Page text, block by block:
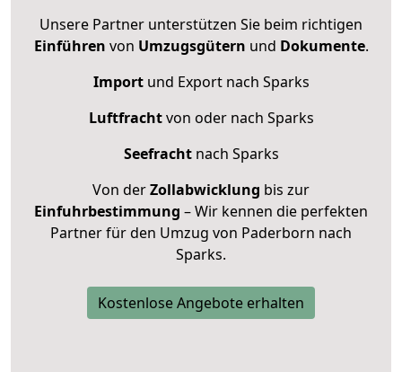
Unsere Partner unterstützen Sie beim richtigen
Einführen von Umzugsgütern und Dokumente.
Importund Export nach Sparks
Luftfrachtvon oder nach Sparks
Seefrachtnach Sparks
Von derZollabwicklung bis zur
Einfuhrbestimmung – Wir kennen die perfekten
Partner für den Umzug von Paderborn nach
Sparks.
Kostenlose Angebote erhalten